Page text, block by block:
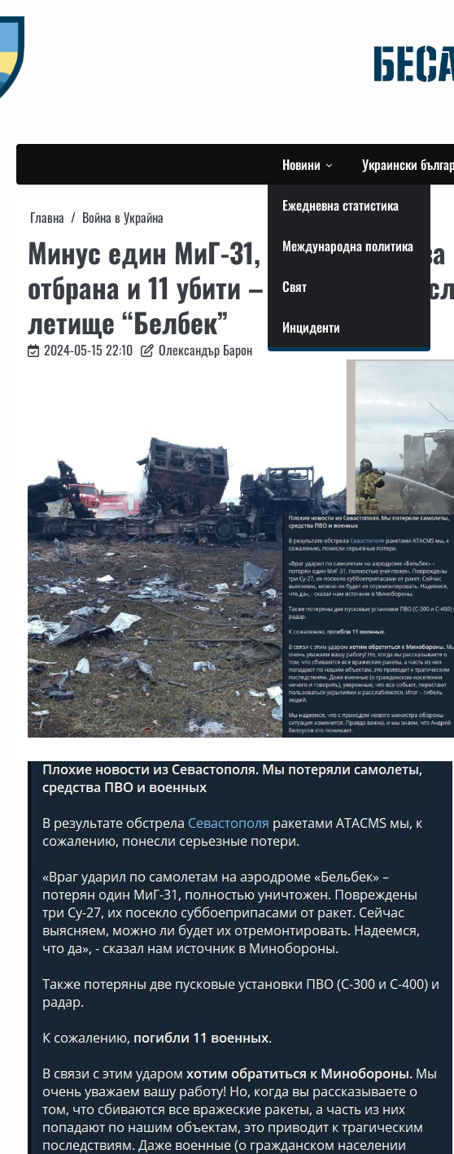
to
content
Новини
Ежедневна статистика
Международна политика
Свят
Инциденти
Украински
Главна Война в Украйна
Минус един МиГ-31, две системи
отбрана и 11 убити – равносметка
летище “Белбек”
2024-05-15 22:10 Олександър Барон